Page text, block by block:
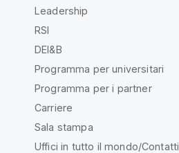
Leadership
RSI
DEI&B
Programma per universitari
Programma per i partner
Carriere
Sala stampa
Uffici in tutto il mondo/Contatti